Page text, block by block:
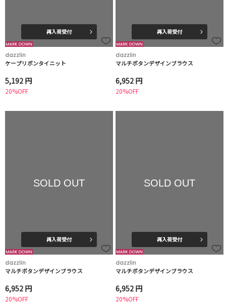
再入荷受付
dazzlin
ケープリボンタイニット
5,192 円
20%OFF
再入荷受付
dazzlin
マルチボタンデザインブラウス
6,952 円
20%OFF
SOLD OUT
再入荷受付
dazzlin
マルチボタンデザインブラウス
6,952 円
20%OFF
SOLD OUT
再入荷受付
dazzlin
マルチボタンデザインブラウス
6,952 円
20%OFF